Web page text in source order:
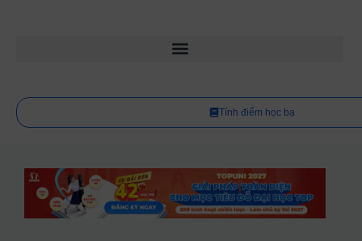
Tính điểm học bạ